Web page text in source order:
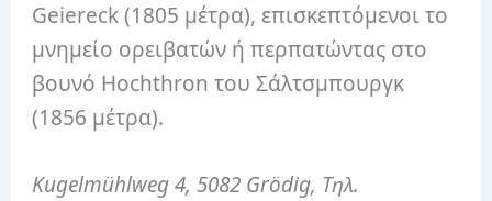
Geiereck (1805 μέτρα), επισκεπτόμενοι το
μνημείο ορειβατών ή περπατώντας στο
βουνό Hochthron του Σάλτσμπουργκ
(1856 μέτρα).
Kugelmühlweg 4, 5082 Grödig, Τηλ.